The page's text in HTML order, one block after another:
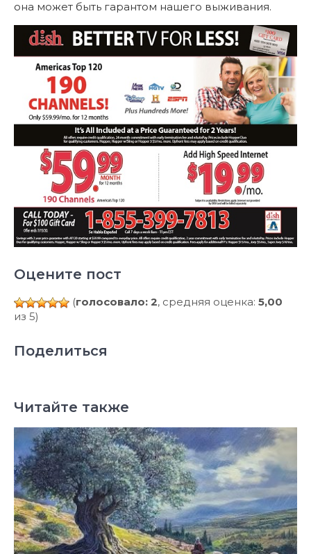
она может быть гарантом нашего выживания.
Оцените пост
(голосовало: 2, средняя оценка: 5,00
из 5)
Поделиться
Читайте также